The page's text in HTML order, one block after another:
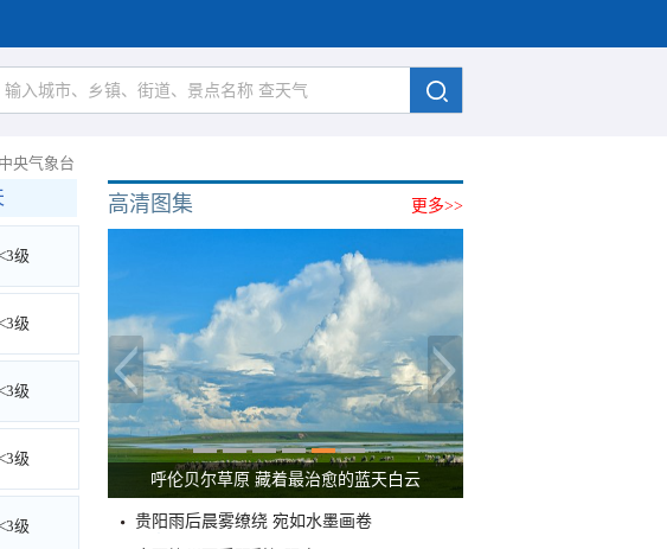
央气象台
级
级
级
级
级
更多>>
高清图集
呼伦贝尔草原 藏着最治愈的蓝天白云
贵阳雨后晨雾缭绕 宛如水墨画卷